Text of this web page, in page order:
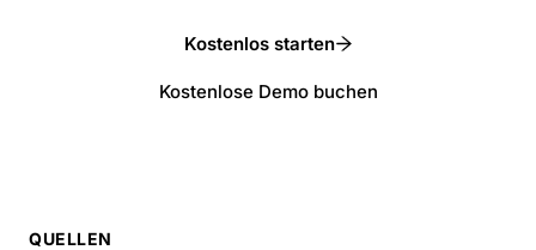
Kostenlos starten
Kostenlose Demo buchen
QUELLEN